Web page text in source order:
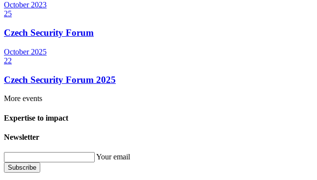
October2023
25
Czech Security Forum
October 2025
22
Czech Security Forum 2025
More events
Expertise to impact
Newsletter
Your email
Subscribe